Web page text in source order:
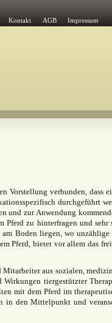
Kontakt AGB Impressum
verbunden, dass
durchgeführt
und zur Anwendung
zu hinterfragen und sehr
Boden liegen, wo unzählige
Pferd, bietet vor allem das
aus sozialen,
tiergestützter
mit dem Pferd im
den Mittelpunkt und